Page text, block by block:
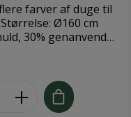
farver af duge til